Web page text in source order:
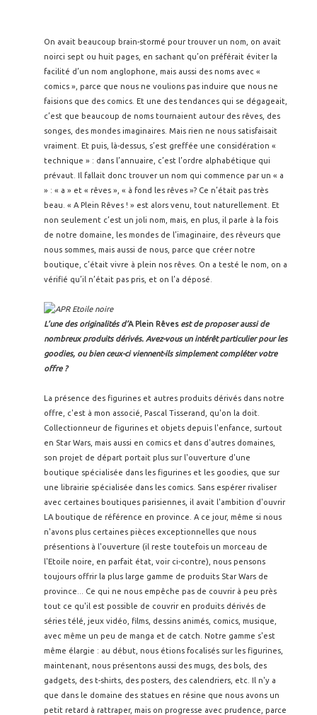
On avait beaucoup brain-stormé pour trouver un nom, on avait
noirci sept ou huit pages, en sachant qu’on préférait éviter la
facilité d’un nom anglophone, mais aussi des noms avec «
comics », parce que nous ne voulions pas induire que nous ne
faisions que des comics. Et une des tendances qui se dégageait,
c’est que beaucoup de noms tournaient autour des rêves, des
songes, des mondes imaginaires. Mais rien ne nous satisfaisait
vraiment. Et puis, là-dessus, s’est greffée une considération «
technique » : dans l’annuaire, c’est l’ordre alphabétique qui
prévaut. Il fallait donc trouver un nom qui commence par un « a
» : « a » et « rêves », « à fond les rêves »? Ce n’était pas très
beau. « A Plein Rêves ! » est alors venu, tout naturellement. Et
non seulement c’est un joli nom, mais, en plus, il parle à la fois
de notre domaine, les mondes de l’imaginaire, des rêveurs que
nous sommes, mais aussi de nous, parce que créer notre
boutique, c’était vivre à plein nos rêves. On a testé le nom, on a
vérifié qu’il n’était pas pris, et on l’a déposé.
L’une des originalités d’A Plein Rêves est de proposer aussi de
nombreux produits dérivés. Avez-vous un intérêt particulier pour les
goodies, ou bien ceux-ci viennent-ils simplement compléter votre
offre ?
La présence des figurines et autres produits dérivés dans notre
offre, c'est à mon associé, Pascal Tisserand, qu'on la doit.
Collectionneur de figurines et objets depuis l'enfance, surtout
en Star Wars, mais aussi en comics et dans d'autres domaines,
son projet de départ portait plus sur l'ouverture d'une
boutique spécialisée dans les figurines et les goodies, que sur
une librairie spécialisée dans les comics. Sans espérer rivaliser
avec certaines boutiques parisiennes, il avait l'ambition d'ouvrir
LA boutique de référence en province. A ce jour, même si nous
n'avons plus certaines pièces exceptionnelles que nous
présentions à l'ouverture (il reste toutefois un morceau de
l'Etoile noire, en parfait état, voir ci-contre), nous pensons
toujours offrir la plus large gamme de produits Star Wars de
province... Ce qui ne nous empêche pas de couvrir à peu près
tout ce qu'il est possible de couvrir en produits dérivés de
séries télé, jeux vidéo, films, dessins animés, comics, musique,
avec même un peu de manga et de catch. Notre gamme s'est
même élargie : au début, nous étions focalisés sur les figurines,
maintenant, nous présentons aussi des mugs, des bols, des
gadgets, des t-shirts, des posters, des calendriers, etc. Il n'y a
que dans le domaine des statues en résine que nous avons un
petit retard à rattraper, mais on progresse avec prudence, parce